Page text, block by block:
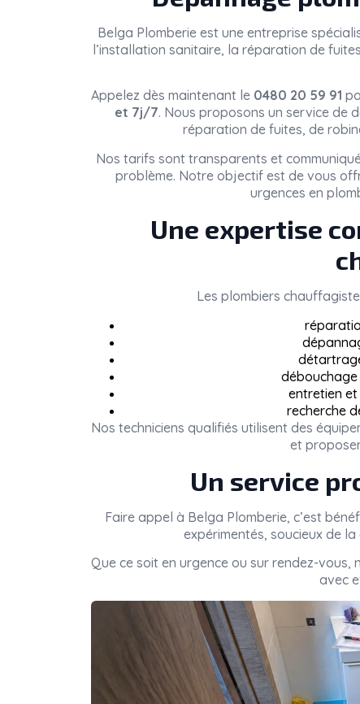
Belga Plomberie est une entreprise
l’installation sanitaire, la réparation de
Appelez dès maintenant le 0480 20 59 91
et 7j/7. Nous proposons un service de
réparation de fuites, de
Nos tarifs sont transparents et
problème. Notre objectif est de vous
urgences en
Une expertise
Les plombiers
entretien
recherche
Nos techniciens qualifiés utilisent des
et
Un service
Faire appel à Belga Plomberie , c’est
expérimentés, soucieux de
Que ce soit en urgence ou sur rendez-
avec